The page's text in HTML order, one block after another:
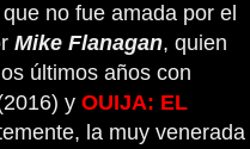
no fue amada por el
Mike Flanagan, quien
últimos años con
y OUIJA: EL
la muy venerada